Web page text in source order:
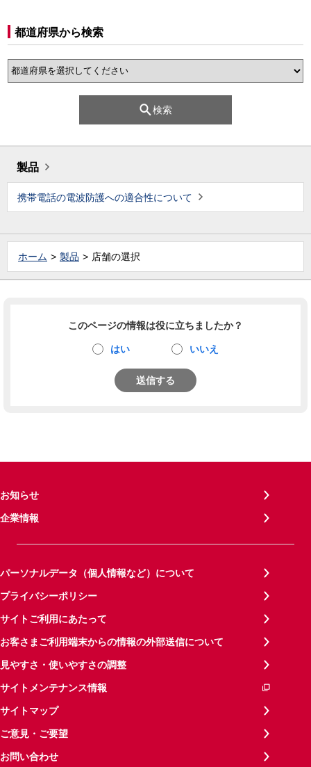
都道府県から検索
検索
製品
携帯電話の電波防護への適合性について
ホーム 製品 店舗の選択
このページの情報は役に立ちましたか？
はい いいえ
送信する
お知らせ
企業情報
パーソナルデータ（個人情報など）について
プライバシーポリシー
サイトご利用にあたって
お客さまご利用端末からの情報の外部送信について
見やすさ・使いやすさの調整
サイトメンテナンス情報
サイトマップ
ご意見・ご要望
お問い合わせ